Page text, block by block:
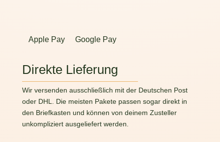
Apple Pay Google Pay
Direkte Lieferung
Wir versenden ausschließlich mit der Deutschen Post
oder DHL. Die meisten Pakete passen sogar direkt in
den Briefkasten und können von deinem Zusteller
unkompliziert ausgeliefert werden.